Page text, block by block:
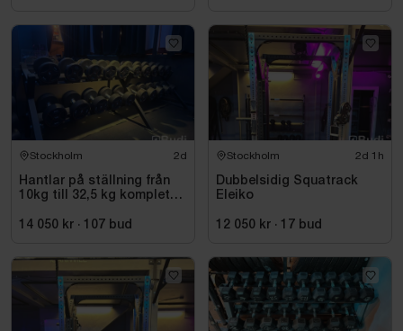
Stockholm 2d
Hantlar på ställning från
10kg till 32,5 kg komplett
14 050 kr · 107 bud
Stockholm 2d 1h
Dubbelsidig Squatrack
Eleiko
12 050 kr · 17 bud